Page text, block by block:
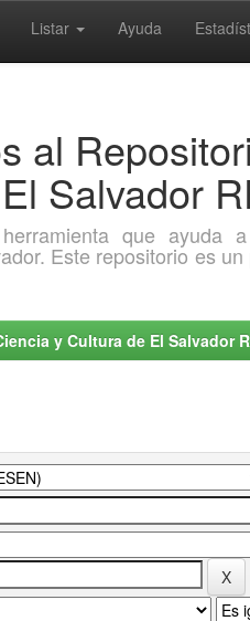
Listar Ayuda
al
Salvador
que ayuda
Este repositorio es
y Cultura de El Salvador